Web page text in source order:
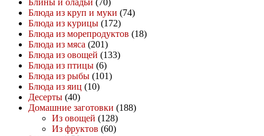
Блюда из круп и муки (74)
Блюда из курицы (172)
Блюда из морепродуктов (18)
Блюда из мяса (201)
Блюда из овощей (133)
Блюда из птицы (6)
Блюда из рыбы (101)
Блюда из яиц (10)
Десерты (40)
Домашние заготовки (188)
Из овощей (128)
Из фруктов (60)